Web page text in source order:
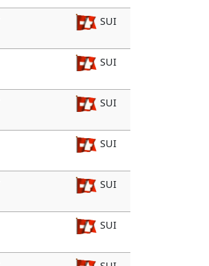
SUI
SUI
SUI
SUI
SUI
SUI